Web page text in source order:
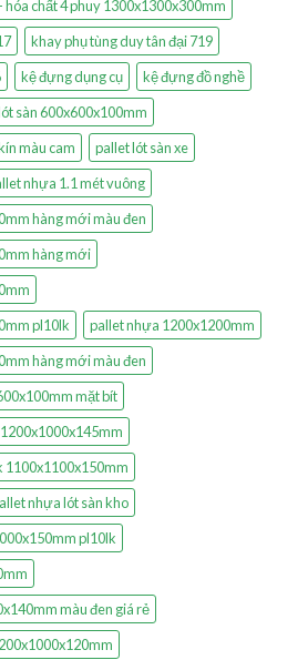
chất 4 phuy 1300x1300x300mm
khay phụ tùng duy tân đại 719
kệ đựng dụng cụ
kệ đựng đồ nghề
sàn 600x600x100mm
màu cam
pallet lót sàn xe
nhựa 1.1 mét vuông
hàng mới màu đen
hàng mới
pl10lk
pallet nhựa 1200x1200mm
hàng mới màu đen
mặt bít
1100x1100x150mm
nhựa lót sàn kho
pl10lk
màu đen giá rẻ